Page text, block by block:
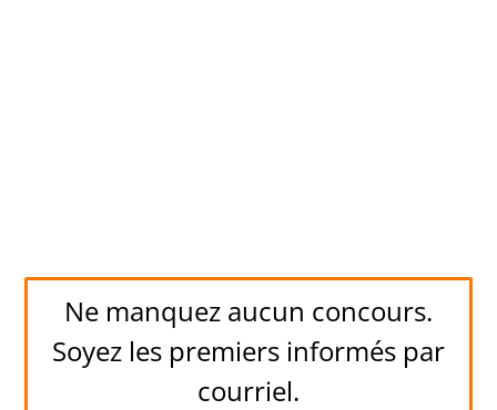
Ne manquez aucun concours.
Soyez les premiers informés par
courriel.